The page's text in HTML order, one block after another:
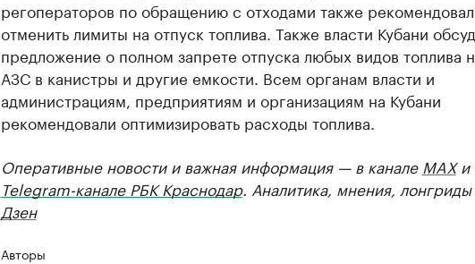
регоператоров по обращению с отходами также
отменить лимиты на отпуск топлива. Также власти Кубани
предложение о полном запрете отпуска любых видов топлива
АЗС в канистры и другие емкости. Всем органам власти и
администрациям, предприятиям и организациям на Кубани
рекомендовали оптимизировать расходы топлива.
Оперативные новости и важная информация — в канале MAXи
Telegram-канале РБК Краснодар. Аналитика, мнения,
Дзен
Авторы